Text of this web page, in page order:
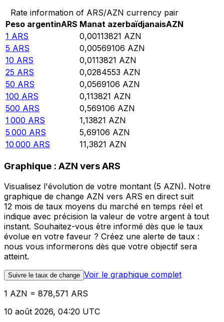
Rate information of ARS/AZN currency pair
Peso argentinARS Manat azerbaïdjanaisAZN
1 ARS 0,00113821 AZN
5 ARS 0,00569106 AZN
10 ARS 0,0113821 AZN
25 ARS 0,0284553 AZN
50 ARS 0,0569106 AZN
100 ARS 0,113821 AZN
500 ARS 0,569106 AZN
1 000 ARS 1,13821 AZN
5 000 ARS 5,69106 AZN
10 000 ARS 11,3821 AZN
Graphique : AZN vers ARS
Visualisez l'évolution de votre montant (5 AZN). Notre
graphique de change AZN vers ARS en direct suit
12 mois de taux moyens du marché en temps réel et
indique avec précision la valeur de votre argent à tout
instant. Souhaitez-vous être informé dès que le taux
évolue en votre faveur ? Créez une alerte de taux :
nous vous informerons dès que votre objectif sera
atteint.
Suivre le taux de change Voir le graphique complet
1 AZN = 878,571 ARS
10 août 2026, 04:20 UTC